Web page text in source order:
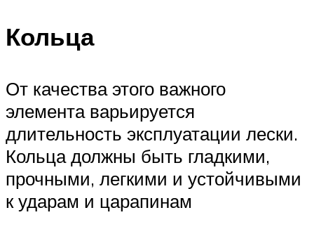
Кольца
От качества этого важного
элемента варьируется
длительность эксплуатации лески.
Кольца должны быть гладкими,
прочными, легкими и устойчивыми
к ударам и царапинам